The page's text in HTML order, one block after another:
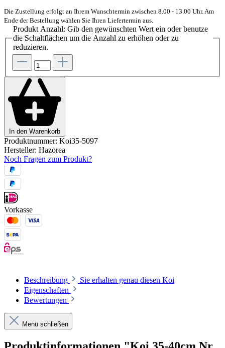
Die Zustellung erfolgt an Ihrem Wunschtermin zwischen 8.00 - 13.00 Uhr. Am
Ende der Bestellung wählen Sie Ihren Liefertermin aus.
Produkt Anzahl: Gib den gewünschten Wert ein oder benutze
die Schaltflächen um die Anzahl zu erhöhen oder zu
reduzieren.
In den Warenkorb
Produktnummer: Koi35-5097
Hersteller: Hazorea
Noch Fragen zum Produkt?
Vorkasse
Beschreibung
Sie erhalten genau diesen Koi
Eigenschaften
Bewertungen
Menü schließen